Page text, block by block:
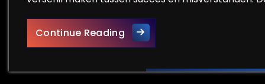
Continue ReadingOntdek de Kracht van